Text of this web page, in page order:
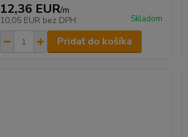
12,36 EUR/m
10,05 EUR bez DPH Skladom
Pridať do košíka